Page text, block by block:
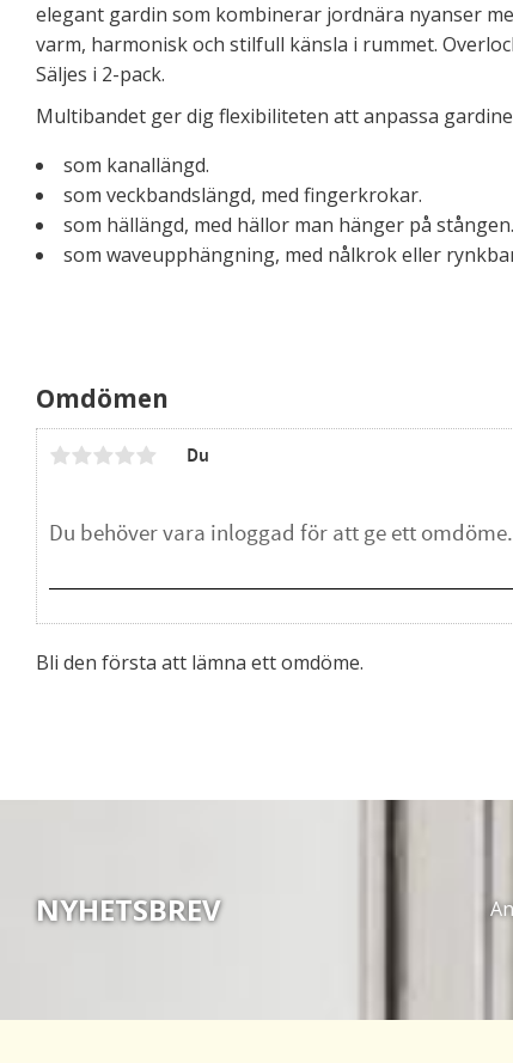
elegant gardin som kombinerar jordnära nyanser
varm, harmonisk och stilfull känsla i rummet.
Säljes i 2-pack.
Multibandet ger dig flexibiliteten att anpassa
som kanallängd.
som veckbandslängd, med fingerkrokar.
som hällängd, med hällor man hänger på stången.
som waveupphängning, med nålkrok eller
Omdömen
Du
Bli den första att lämna ett omdöme.
NYHETSBREV